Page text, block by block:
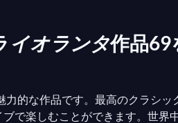
物事や魂の最も深い本質に
ラを他の名前で呼んでも、
イオランタ作品69
的な作品です。最高のクラシ
で楽しむことができます。世界